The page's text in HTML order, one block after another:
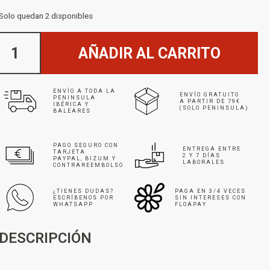
quedan 2 disponibles
AÑADIR AL CARRITO
ENVÍO A TODA LA
PENINSULA
IBÉRICA Y
BALEARES
ENVÍO GRATUITO
A PARTIR DE 79€
(SOLO PENINSULA)
PAGO SEGURO CON
TARJETA
PAYPAL, BIZUM Y
CONTRAREEMBOLSO
ENTREGA ENTRE
2 Y 7 DÍAS
LABORALES
¿TIENES DUDAS?
ESCRÍBENOS POR
WHATSAPP
PAGA EN 3/4 VECES
SIN INTERESES CON
FLOAPAY